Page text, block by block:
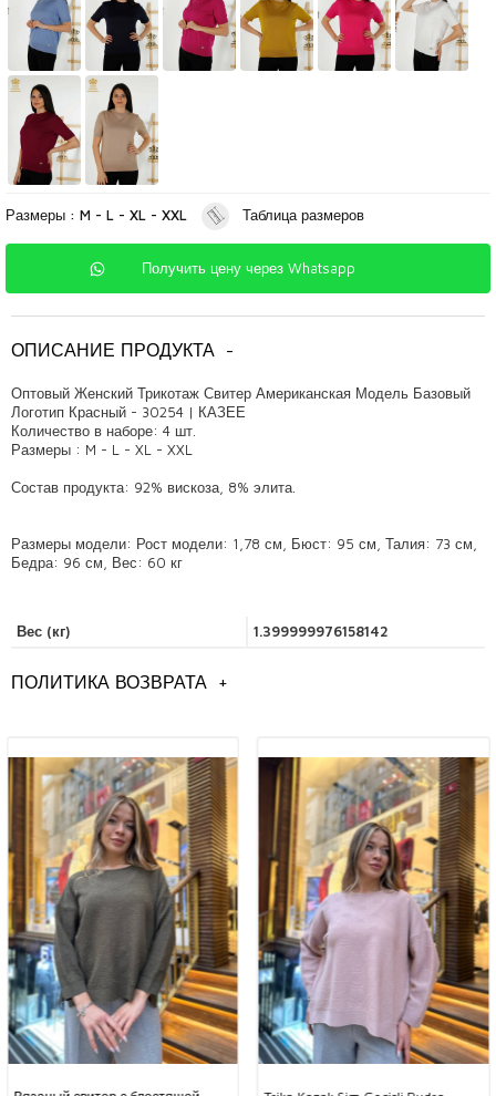
Размеры : M - L - XL - XXL Таблица размеров
Получить цену через Whatsapp
ОПИСАНИЕ ПРОДУКТА -
Оптовый Женский Трикотаж Свитер Американская Модель Базовый
Логотип Красный - 30254 | КАЗЕЕ
Количество в наборе: 4 шт.
Размеры : M - L - XL - XXL
Состав продукта: 92% вискоза, 8% элита.
Размеры модели: Рост модели: 1,78 см, Бюст: 95 см, Талия: 73 см,
Бедра: 96 см, Вес: 60 кг
Стамбул оптом трикотажные модели свитеров,
модели женской одежды оптом,
оптовые женские вязаные модели свитеров,
Вы можете связаться с нами, чтобы получить подробную
информацию о продуктах, которые вам нравятся.
Наши цены не включают стоимость доставки, НДС не включен.
Мы отправляем ваши заказы по всему миру Cargo.
Вы можете связаться с нашими представителями клиентов для
Вес (кг) 1.399999976158142
ПОЛИТИКА ВОЗВРАТА +